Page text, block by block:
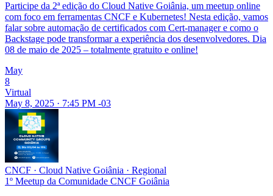
Participe da 2ª edição do Cloud Native Goiânia, um meetup online
com foco em ferramentas CNCF e Kubernetes! Nesta edição, vamos
falar sobre automação de certificados com Cert-manager e como o
Backstage pode transformar a experiência dos desenvolvedores. Dia
08 de maio de 2025 – totalmente gratuito e online!
May
8
Virtual
May 8, 2025 · 7:45 PM -03
CNCF · Cloud Native Goiânia · Regional
1º Meetup da Comunidade CNCF Goiânia